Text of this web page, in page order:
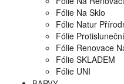
Fólie Na Sklo
Fólie Natur
Fólie
Fólie Renovace
Fólie SKLADEM
Fólie UNI